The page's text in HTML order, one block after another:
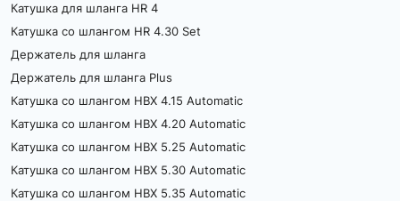
В зависимости от модели, хозяйственные
пылесосы могут быть оборудованы функциями
сматывания кабеля, многоступенчатыми
системами очистки и удобными насадками для
различных типов поверхностей. Это значительно
Экономия времени и сил
Катушка для шланга HR 4
Катушка со шлангом HR 4.30 Set
Держатель для шланга
Держатель для шланга Plus
Катушка со шлангом HBX 4.15 Automatic
Катушка со шлангом HBX 4.20 Automatic
Катушка со шлангом HBX 5.25 Automatic
Катушка со шлангом HBX 5.30 Automatic
Катушка со шлангом HBX 5.35 Automatic